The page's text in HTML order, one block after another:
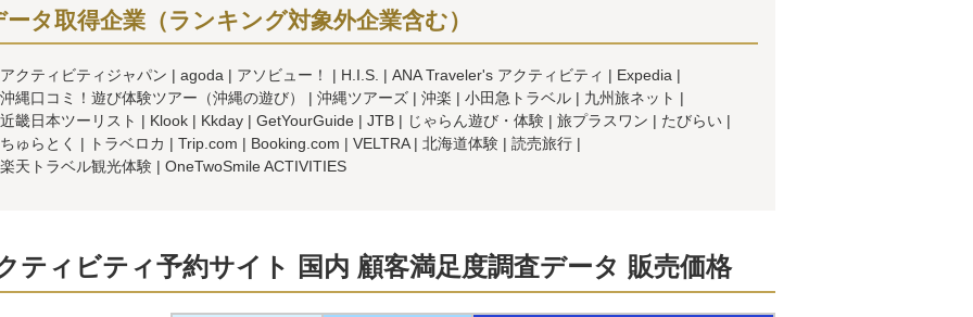
ータ取得企業（ランキング対象外企業含む）
アクティビティジャパン agoda アソビュー！ H.I.S. ANA Traveler's アクティビティ
Expedia
沖縄口コミ！遊び体験ツアー（沖縄の遊び）
沖縄ツアーズ 沖楽 小田急トラベル
九州旅ネット
近畿日本ツーリスト
Klook Kkday GetYourGuide JTB じゃらん遊び・体験 旅プラスワン
たびらい
ちゅらとく
トラベロカ Trip.com Booking.com VELTRA 北海道体験
読売旅行
楽天トラベル観光体験
OneTwoSmile ACTIVITIES
ティビティ予約サイト 国内 顧客満足度調査データ 販売価格